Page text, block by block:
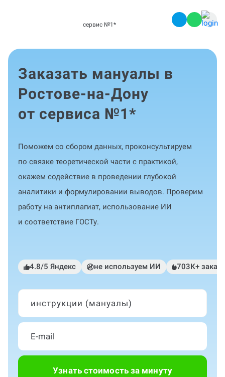
сервис №1 *
Заказать мануалы в
Ростове-на-Дону
от сервиса №1*
Поможем со сбором данных, проконсультируем
по связке теоретической части с практикой,
окажем содействие в проведении глубокой
аналитики и формулировании выводов. Проверим
работу на антиплагиат, использование ИИ
и соответствие ГОСТу.
4.8/5 Яндекс не используем ИИ 703К+
инструкции (мануалы)
Узнать стоимость за минуту